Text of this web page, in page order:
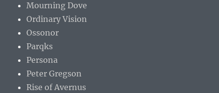
Mourning Dove
Ordinary Vision
Ossonor
Parqks
Persona
Peter Gregson
Rise of Avernus